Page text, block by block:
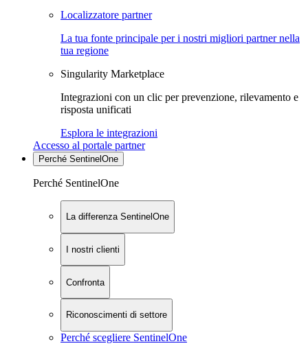
Localizzatore partner
La tua fonte principale per i nostri migliori partner nella
tua regione
Singularity Marketplace
Integrazioni con un clic per prevenzione, rilevamento e
risposta unificati
Esplora le integrazioni
Accesso al portale partner
Perché SentinelOne
Perché SentinelOne
La differenza SentinelOne
I nostri clienti
Confronta
Riconoscimenti di settore
Perché scegliere SentinelOne